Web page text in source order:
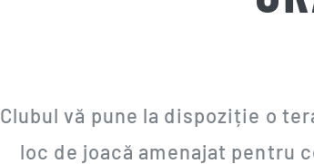
Clubul vă pune la dispoziție o
loc de joacă amenajat pentru